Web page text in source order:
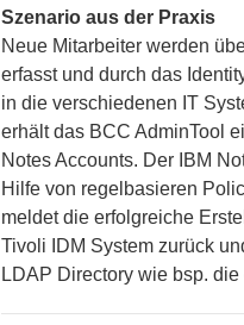
Szenario aus der Praxis
Neue Mitarbeiter werden
erfasst und durch das
in die verschiedenen IT
erhält das BCC AdminTool
Notes Accounts. Der IBM
Hilfe von regelbasieren
meldet die erfolgreiche
Tivoli IDM System zurück
LDAP Directory wie bsp.